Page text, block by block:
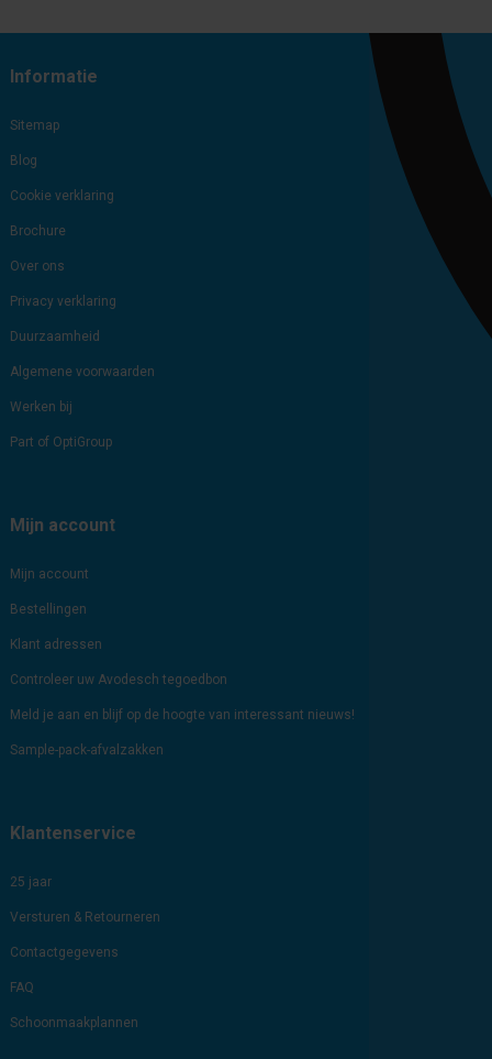
Informatie
Sitemap
Blog
Cookie verklaring
Brochure
Over ons
Privacy verklaring
Duurzaamheid
Algemene voorwaarden
Werken bij
Part of OptiGroup
Mijn account
Mijn account
Bestellingen
Klant adressen
Controleer uw Avodesch tegoedbon
Meld je aan en blijf op de hoogte van interessant nieuws!
Sample-pack-afvalzakken
Klantenservice
25 jaar
Versturen & Retourneren
Contactgegevens
FAQ
Schoonmaakplannen